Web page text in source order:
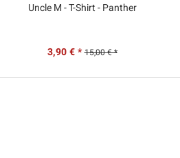
Uncle M - T-Shirt - Panther
3,90 € * 15,00 € *